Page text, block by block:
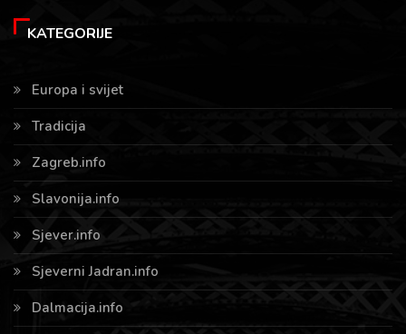
KATEGORIJE
Europa i svijet
Tradicija
Zagreb.info
Slavonija.info
Sjever.info
Sjeverni Jadran.info
Dalmacija.info